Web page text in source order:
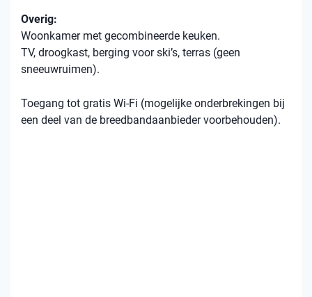
Overig:
Woonkamer met gecombineerde keuken.
TV, droogkast, berging voor ski’s, terras (geen
sneeuwruimen).
Toegang tot gratis Wi-Fi (mogelijke onderbrekingen bij
een deel van de breedbandaanbieder voorbehouden).